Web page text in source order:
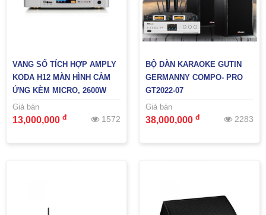
VANG SỐ TÍCH HỢP AMPLY
KODA H12 MÀN HÌNH CẢM
ỨNG KÈM MICRO, 2600W
Giá bán
13,000,000 đ 1572
BỘ DÀN KARAOKE GUTIN
GERMANNY COMPO- PRO
GT2022-07
Giá bán
38,000,000 đ 2283